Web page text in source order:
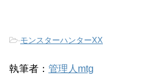
-モンスターハンターXX
執筆者： 管理人mtg